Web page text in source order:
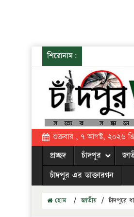
শিরোনাম:
শুক্রবার , ৭ আগস্ট, ২০২৬
প্রচ্ছদ চাঁদপুর
চাঁদপুর এর ডাক্তারগন
হোম / জাতীয় / চাঁদপুরে